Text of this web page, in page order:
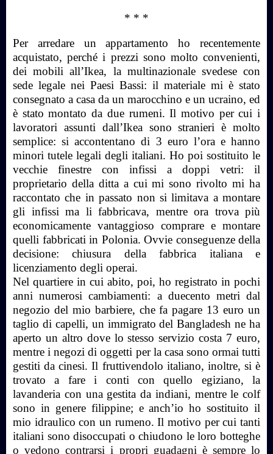
* * *
Per arredare un appartamento ho recentemente
acquistato, perché i prezzi sono molto convenienti,
dei mobili all’Ikea, la multinazionale svedese con
sede legale nei Paesi Bassi: il materiale mi è stato
consegnato a casa da un marocchino e un ucraino, ed
è stato montato da due rumeni. Il motivo per cui i
lavoratori assunti dall’Ikea sono stranieri è molto
semplice: si accontentano di 3 euro l’ora e hanno
minori tutele legali degli italiani. Ho poi sostituito le
vecchie finestre con infissi a doppi vetri: il
proprietario della ditta a cui mi sono rivolto mi ha
raccontato che in passato non si limitava a montare
gli infissi ma li fabbricava, mentre ora trova più
economicamente vantaggioso comprare e montare
quelli fabbricati in Polonia. Ovvie conseguenze della
decisione: chiusura della fabbrica italiana e
licenziamento degli operai.
Nel quartiere in cui abito, poi, ho registrato in pochi
anni numerosi cambiamenti: a duecento metri dal
negozio del mio barbiere, che fa pagare 13 euro un
taglio di capelli, un immigrato del Bangladesh ne ha
aperto un altro dove lo stesso servizio costa 7 euro,
mentre i negozi di oggetti per la casa sono ormai tutti
gestiti da cinesi. Il fruttivendolo italiano, inoltre, si è
trovato a fare i conti con quello egiziano, la
lavanderia con una gestita da indiani, mentre le colf
sono in genere filippine; e anch’io ho sostituito il
mio idraulico con un rumeno. Il motivo per cui tanti
italiani sono disoccupati o chiudono le loro botteghe
o vedono contrarsi i propri guadagni è sempre lo